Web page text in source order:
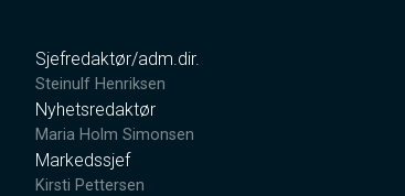
Sjefredaktør/adm.dir.
Steinulf Henriksen
Nyhetsredaktør
Maria Holm Simonsen
Markedssjef
Kirsti Pettersen